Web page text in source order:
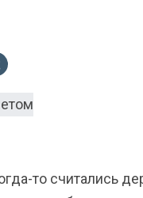
то считались